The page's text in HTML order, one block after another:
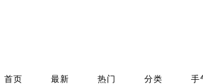
首页 最新 热门 分类 手